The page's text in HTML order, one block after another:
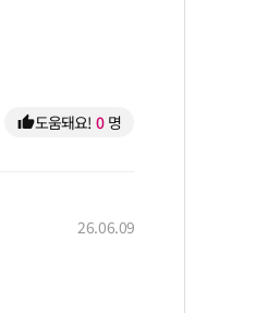
thumb_up도움돼요! 0 명
26.06.09